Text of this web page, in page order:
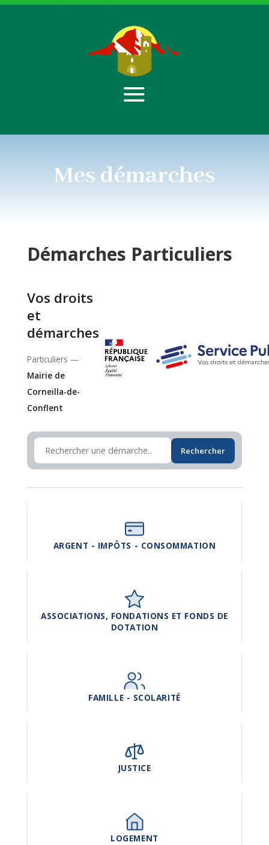
Mes démarches
Démarches Particuliers
Vos droits
et
démarches
Particuliers —
Mairie de
Corneilla-de-
Conflent
Rechercher
ARGENT - IMPÔTS - CONSOMMATION
ASSOCIATIONS, FONDATIONS ET FONDS DE
DOTATION
FAMILLE - SCOLARITÉ
JUSTICE
LOGEMENT